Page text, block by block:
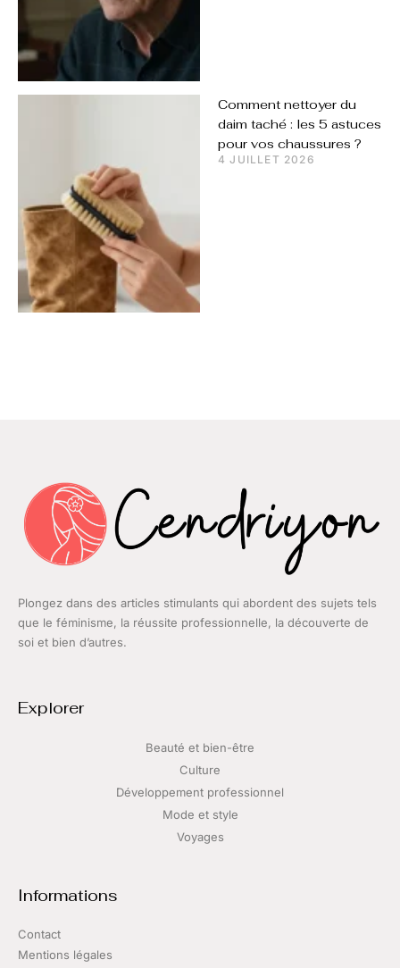
Comment nettoyer du
daim taché : les 5 astuces
pour vos chaussures ?
4 JUILLET 2026
Plongez dans des articles stimulants qui abordent des sujets tels
que le féminisme, la réussite professionnelle, la découverte de
soi et bien d’autres.
Explorer
Beauté et bien-être
Culture
Développement professionnel
Mode et style
Voyages
Informations
Contact
Mentions légales